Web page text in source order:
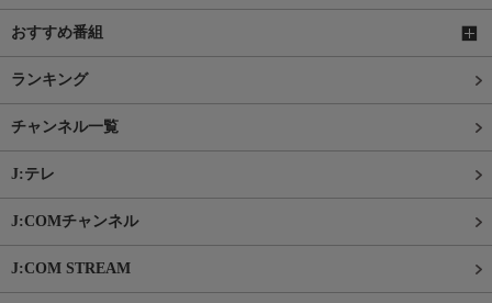
おすすめ番組
ランキング
チャンネル一覧
J:テレ
J:COMチャンネル
J:COM STREAM